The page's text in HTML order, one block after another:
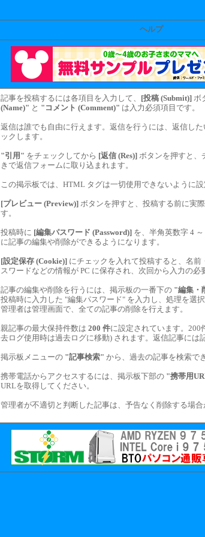
ヘルプ
記事を投稿するには各項目を入力して、 [投稿 (Submit)] ボ
(Name)" と "コメント (Comment)" は入力必須項目です。
返信は誰でも自由に行えます。返信を行うには、返信し
ックします。
"引用" をチェックしてから [返信 (Res)] ボタンを押すと、
きで返信フォームに取り込まれます。
この掲示板では、HTML タグは一切使用できないように設
[プレビュー (Preview)] ボタンを押すと、投稿する前に実
す。
投稿時に [編集パスワード (Password)] を、半角英数字 4
に記事の編集や削除ができるようになります。
[設定保存 (Cookie)] にチェックを入れて投稿すると、名
スワードなどの情報が PC に保存され、次回から入力の必
記事の編集や削除を行うには、掲示板の一番下の "編集・
投稿時に入力した "編集パスワード" を入力し、処理を選
管理者は管理画面で、全ての記事の削除を行えます。
親記事の最大保持件数は 200 件に設定されています。200
去ログ使用時は過去ログに移動) されます。返信記事には
掲示板メニューの "記事検索" から、過去の記事を検索で
携帯電話からアクセスするには、掲示板下部の "携帯用
URLを取得してください。
管理者が不適切と判断した記事は、予告なく削除する場合